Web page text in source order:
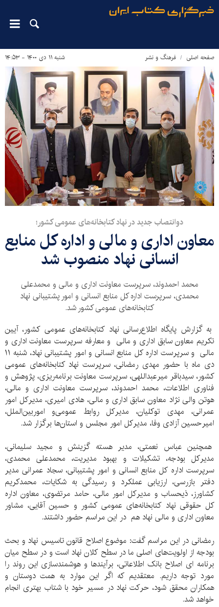
صفحه اصلی فرهنگ و نشر شنبه ۱۱ دی ۱۴۰۰ - ۱۴:۵۳
دوانتصاب جدید در نهاد کتابخانه‌های عمومی کشور؛
معاون اداری و مالی و اداره کل منابع
انسانی نهاد منصوب شد
محمد احمدوند، سرپرست معاونت اداری و مالی و محمدعلی
محمدی، سرپرست اداره کل منابع انسانی و امور پشتیبانی نهاد
کتابخانه‌های عمومی کشور شد.
به گزارش پایگاه اطلاع‌رسانی نهاد کتابخانه‌های عمومی کشور، آیین
تکریم معاون سابق اداری و مالی و معارفه سرپرست معاونت اداری و
مالی و سرپرست اداره کل منابع انسانی و امور پشتیبانی نهاد، شنبه ۱۱
دی ماه با حضور مهدی رمضانی، سرپرست نهاد کتابخانه‌های عمومی
کشور، سیدباقر میرعبداللهی، سرپرست معاونت برنامه‌ریزی، پژوهش و
فناوری اطلاعات، محمد احمدوند، سرپرست معاونت اداری و مالی،
هوتن والی نژاد معاون سابق اداری و مالی، هادی امیری، مدیرکل امور
عمرانی، مهدی توکلیان، مدیرکل روابط عمومی‌و‌ امور‌بین‌الملل،
امیرحسین آزادی وفا، مدیرکل امور مجلس و استان‌ها برگزار شد.
همچنین عباس نعمتی، مدیر هسته گزینش و مجید سلیمانی،
مدیرکل بودجه، تشکیلات و بهبود مدیریت، محمدعلی محمدی،
سرپرست اداره کل منابع انسانی و امور پشتیبانی، سجاد عمرانی مدیر
دفتر بازرسی، ارزیابی عملکرد و رسیدگی به شکایات، محمدکریم
کشاورز، ذیحساب و مدیرکل امور مالی، حامد مرتضوی، معاون اداره
کل حقوقی نهاد کتابخانه‌های عمومی کشور و حسین آقایی، مشاور
معاون اداری و مالی نهاد هم در این مراسم حضور داشتند.
رمضانی در این مراسم گفت: موضوع اصلاح قانون تاسیس نهاد و بحث
بودجه از اولویت‌های اصلی ما در سطح کلان نهاد است و در سطح میان
برنامه ای اصلاح بانک اطلاعاتی، برآیندها و هوشمندسازی این روند را
مورد توجه داریم. معتقدیم که اگر این موارد به همت دوستان و
همکاران محقق شود، حرکت نهاد در مسیر خود با شتاب بهتری انجام
خواهد شد.